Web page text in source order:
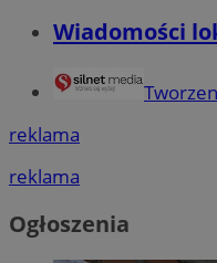
Wiadomości
reklama
reklama
Ogłoszenia